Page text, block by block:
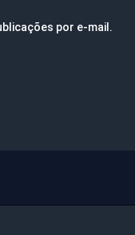
por e-mail.